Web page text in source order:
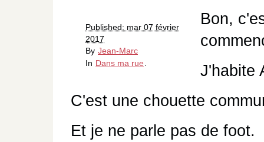
Published: mar 07 février
2017
By Jean-Marc
In Dans ma rue
Bon,
J'habite
C'est une chouette
Et je ne parle pas de foot.